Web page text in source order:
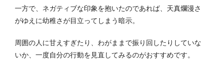
一方で、ネガティブな印象を抱いたのであれば、天真爛漫さ
がゆえに幼稚さが目立ってしまう暗示。
周囲の人に甘えすぎたり、わがままで振り回したりしていな
いか、一度自分の行動を見直してみるのがおすすめです。